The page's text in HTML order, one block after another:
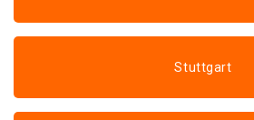
Stuttgart